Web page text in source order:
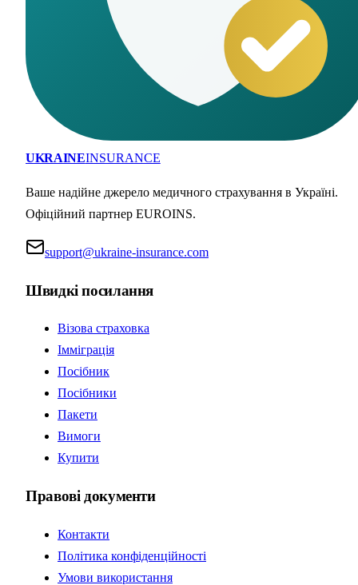
UKRAINEINSURANCE
Ваше надійне джерело медичного страхування в Україні.
Офіційний партнер EUROINS.
support@ukraine-insurance.com
Швидкі посилання
Візова страховка
Імміграція
Посібник
Посібники
Пакети
Вимоги
Купити
Правові документи
Контакти
Політика конфіденційності
Умови використання